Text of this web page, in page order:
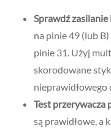
Sprawdź zasilanie
na pinie 49 (lub
pinie 31. Użyj
skorodowane
nieprawidłowego
Test przerywacza
są prawidłowe, a